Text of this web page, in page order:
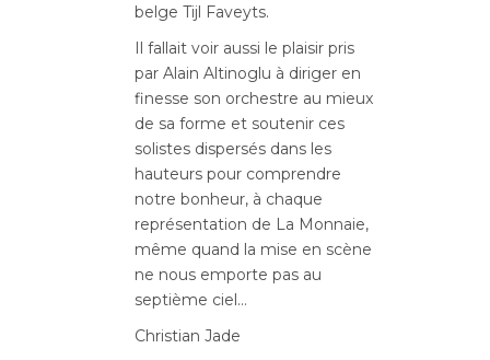
belge Tijl Faveyts.
Il fallait voir aussi le plaisir pris
par Alain Altinoglu à diriger en
finesse son orchestre au mieux
de sa forme et soutenir ces
solistes dispersés dans les
hauteurs pour comprendre
notre bonheur, à chaque
représentation de La Monnaie,
même quand la mise en scène
ne nous emporte pas au
septième ciel…
Christian Jade